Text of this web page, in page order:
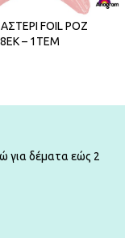
FOIL ΡΟΖ
– 1ΤΕΜ
για δέματα εώς 2